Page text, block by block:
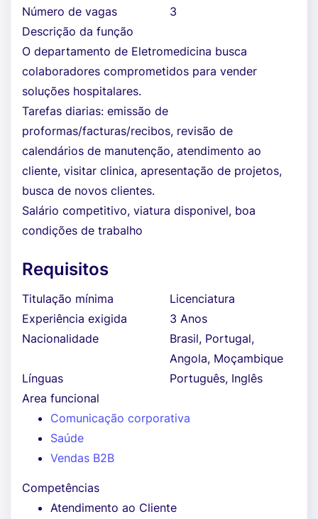
Número de vagas
3
Descrição da função
O departamento de Eletromedicina busca
colaboradores comprometidos para vender
soluções hospitalares.
Tarefas diarias: emissão de
proformas/facturas/recibos, revisão de
calendários de manutenção, atendimento ao
cliente, visitar clinica, apresentação de projetos,
busca de novos clientes.
Salário competitivo, viatura disponivel, boa
condições de trabalho
Requisitos
Titulação mínima
Licenciatura
Experiência exigida
3 Anos
Nacionalidade
Brasil, Portugal,
Angola, Moçambique
Línguas
Português, Inglês
Area funcional
Comunicação corporativa
Saúde
Vendas B2B
Competências
Atendimento ao Cliente